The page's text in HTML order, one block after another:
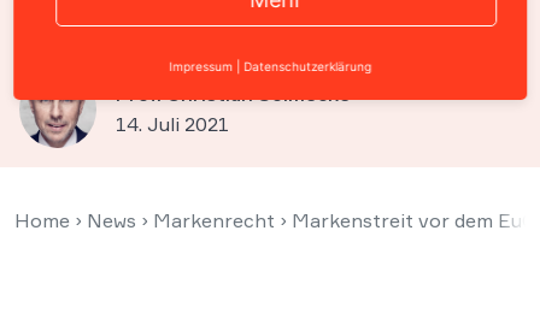
als Marke eintragen lassen
Prof. Christian Solmecke
14. Juli 2021
Home › News › Markenrecht › Markenstreit vor dem
Impressum Datenschutzerklärung